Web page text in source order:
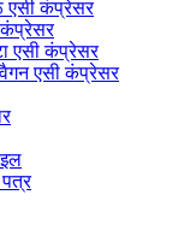
एसी कंप्रेसर
कंप्रेसर
एसी कंप्रेसर
एसी कंप्रेसर
पत्र